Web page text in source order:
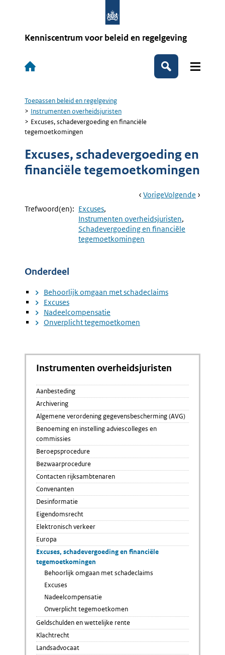
Kenniscentrum voor beleid en regelgeving
Hoofdnavigatie
Zoeken
Kruimelpad
Toepassen beleid en regelgeving
Instrumenten overheidsjuristen
Excuses, schadevergoeding en financiële
tegemoetkomingen
Excuses, schadevergoeding en
financiële tegemoetkomingen
Book
Ga
VorigePagina:
(Beoordeling
Nieuwe
Ga
Volgende Pagina:
Trefwoord(en): Excuses
Instrumenten overheidsjuristen
Schadevergoeding en financiële
tegemoetkomingen
Onderdeel
Behoorlijk omgaan met schadeclaims
Excuses
Nadeelcompensatie
Onverplicht tegemoetkomen
Instrumenten overheidsjuristen
Aanbesteding
Archivering
Algemene verordening gegevensbescherming (AVG)
Benoeming en instelling adviescolleges en
commissies
Beroepsprocedure
Bezwaarprocedure
Contacten rijksambtenaren
Convenanten
Desinformatie
Eigendomsrecht
Elektronisch verkeer
Europa
Excuses, schadevergoeding en financiële
tegemoetkomingen
Behoorlijk omgaan met schadeclaims
Excuses
Nadeelcompensatie
Onverplicht tegemoetkomen
Geldschulden en wettelijke rente
Klachtrecht
Landsadvocaat